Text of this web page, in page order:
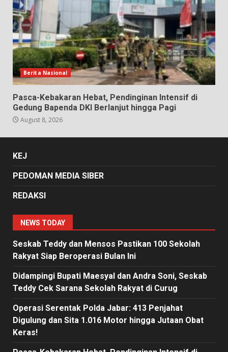
Berita Nasional
Pasca-Kebakaran Hebat, Pendinginan Intensif di
Gedung Bapenda DKI Berlanjut hingga Pagi
August 8, 2026
KEJ
PEDOMAN MEDIA SIBER
REDAKSI
NEWS TODAY
Seskab Teddy dan Mensos Pastikan 100 Sekolah
Rakyat Siap Beroperasi Bulan Ini
Didampingi Bupati Maesyal dan Andra Soni, Seskab
Teddy Cek Sarana Sekolah Rakyat di Curug
Operasi Serentak Polda Jabar: 413 Penjahat
Digulung dan Sita 1.016 Motor hingga Jutaan Obat
Keras!